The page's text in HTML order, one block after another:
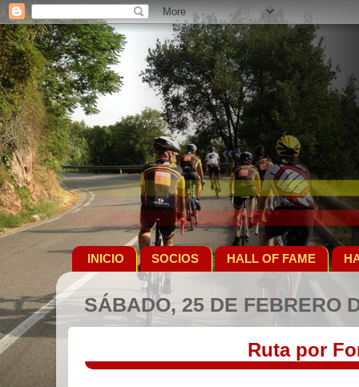
INICIO SOCIOS HALL OF FAME
SÁBADO, 25 DE FEBRERO
Ruta por